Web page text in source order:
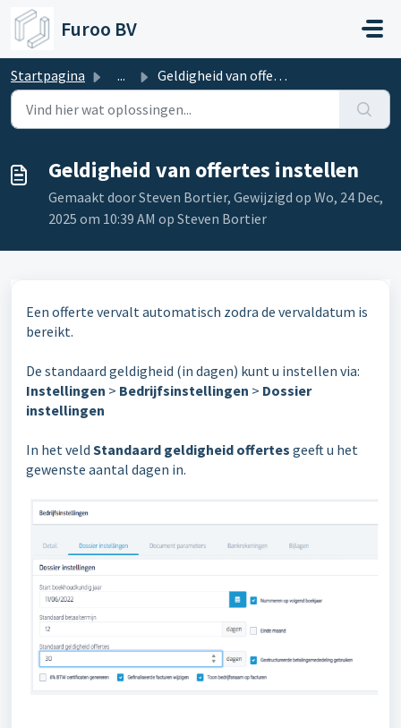
Doorgaan naar hoofdinhoud
Furoo BV
Startpagina ... Geldigheid van offertes instellen
Geldigheid van offertes instellen
Gemaakt door Steven Bortier, Gewijzigd op Wo, 24 Dec,
2025 om 10:39 AM op Steven Bortier
Een offerte vervalt automatisch zodra de vervaldatum is
bereikt.
De standaard geldigheid (in dagen) kunt u instellen via:
Instellingen > Bedrijfsinstellingen > Dossier
instellingen
In het veld Standaard geldigheid offertes geeft u het
gewenste aantal dagen in.